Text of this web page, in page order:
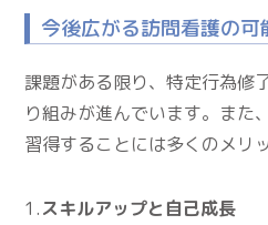
今後広がる訪問看護の可
課題がある限り、特定行為修
り組みが進んでいます。また
習得することには多くのメリ
1.スキルアップと自己成長